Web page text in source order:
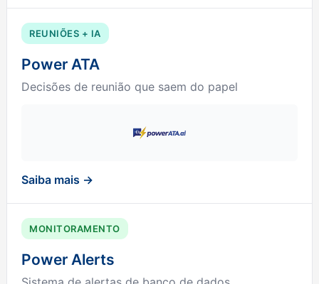
REUNIÕES + IA
Power ATA
Decisões de reunião que saem do papel
Saiba mais →
MONITORAMENTO
Power Alerts